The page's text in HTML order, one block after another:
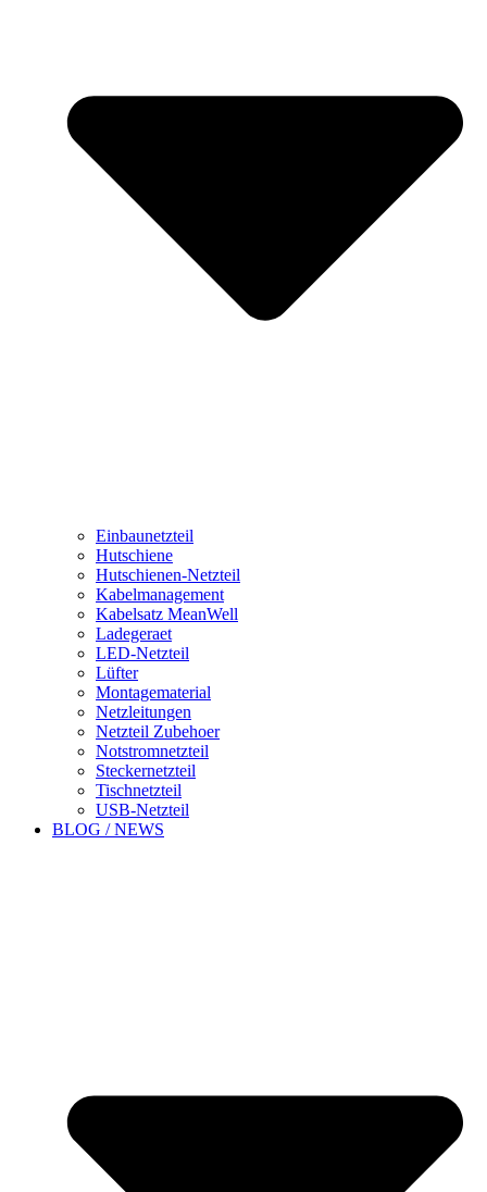
Einbaunetzteil
Hutschiene
Hutschienen-Netzteil
Kabelmanagement
Kabelsatz MeanWell
Ladegeraet
LED-Netzteil
Lüfter
Montagematerial
Netzleitungen
Netzteil Zubehoer
Notstromnetzteil
Steckernetzteil
Tischnetzteil
USB-Netzteil
BLOG / NEWS